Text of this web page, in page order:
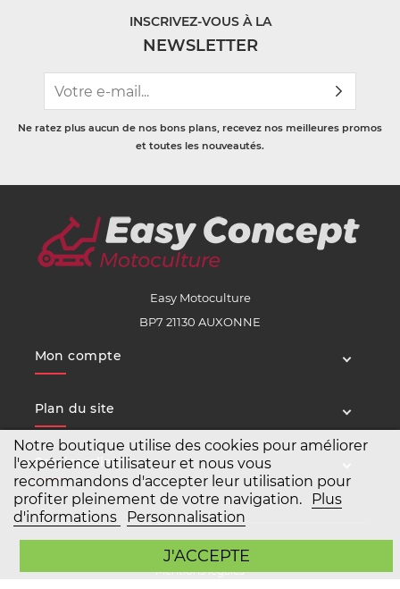
Notre boutique utilise des cookies pour améliorer
l'expérience utilisateur et nous vous
recommandons d'accepter leur utilisation pour
profiter pleinement de votre navigation.
Plus
d'informations
Personnalisation
J'ACCEPTE
INSCRIVEZ-VOUS À LA
NEWSLETTER
Ne ratez plus aucun de nos bons plans, recevez nos meilleures promos
et toutes les nouveautés.
Easy Motoculture
BP7 21130 AUXONNE
Mon compte
Plan du site
Service client
Copyright Easy Motoculture 2026
Mentions légales